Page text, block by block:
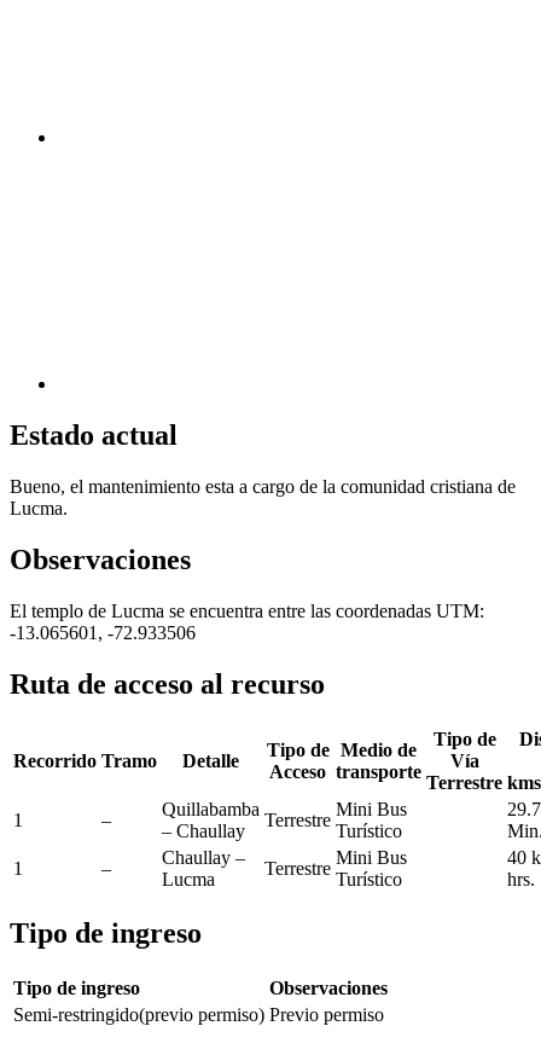
Estado actual
Bueno, el mantenimiento esta a cargo de la comunidad cristiana de
Lucma.
Observaciones
El templo de Lucma se encuentra entre las coordenadas UTM:
-13.065601, -72.933506
Ruta de acceso al recurso
Recorrido Tramo Detalle
Tipo de
Acceso
Medio de
transporte
Tipo de
Vía
Terrestre
1
–
Quillabamba
– Chaullay
Terrestre
Mini Bus
Turístico
1
–
Chaullay –
Lucma
Terrestre
Mini Bus
Turístico
40
hrs.
Tipo de ingreso
Tipo de ingreso
Observaciones
Semi-restringido(previo permiso) Previo permiso